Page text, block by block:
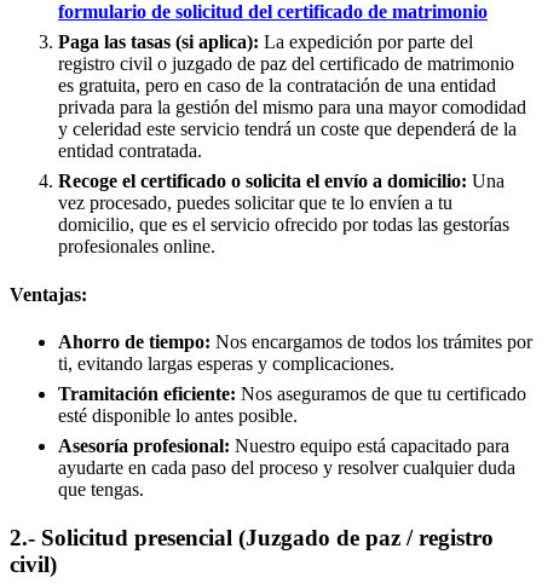
formulario de solicitud del certificado de matrimonio
Paga las tasas (si aplica): La expedición por parte del
registro civil o juzgado de paz del certificado de matrimonio
es gratuita, pero en caso de la contratación de una entidad
privada para la gestión del mismo para una mayor comodidad
y celeridad este servicio tendrá un coste que dependerá de la
entidad contratada.
Recoge el certificado o solicita el envío a domicilio: Una
vez procesado, puedes solicitar que te lo envíen a tu
domicilio, que es el servicio ofrecido por todas las gestorías
profesionales online.
Ventajas:
Ahorro de tiempo: Nos encargamos de todos los trámites por
ti, evitando largas esperas y complicaciones.
Tramitación eficiente: Nos aseguramos de que tu certificado
esté disponible lo antes posible.
Asesoría profesional: Nuestro equipo está capacitado para
ayudarte en cada paso del proceso y resolver cualquier duda
que tengas.
2.- Solicitud presencial (Juzgado de paz / registro
civil)